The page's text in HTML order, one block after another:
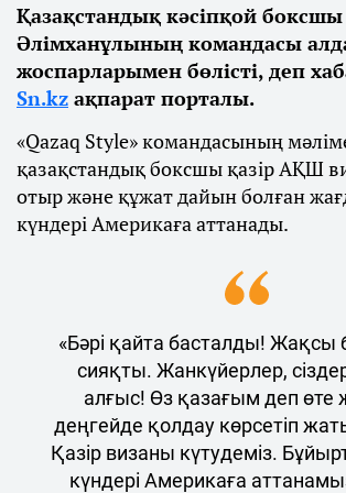
Қазақстандық кәсіпқой
Әлімханұлының командасы
жоспарларымен бөлісті, деп
Sn.kz ақпарат порталы.
«Qazaq Style» командасының
қазақстандық боксшы қазір АҚШ
отыр және құжат дайын болған
күндері Америкаға аттанады.
«Бәрі қайта басталды! Жақсы
сияқты. Жанкүйерлер,
алғыс! Өз қазағым деп өте
деңгейде қолдау көрсетіп
Қазір визаны күтудеміз.
күндері Америкаға